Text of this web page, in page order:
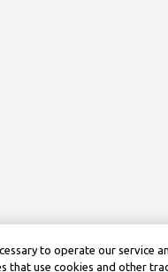
to operate our service
that use cookies and other